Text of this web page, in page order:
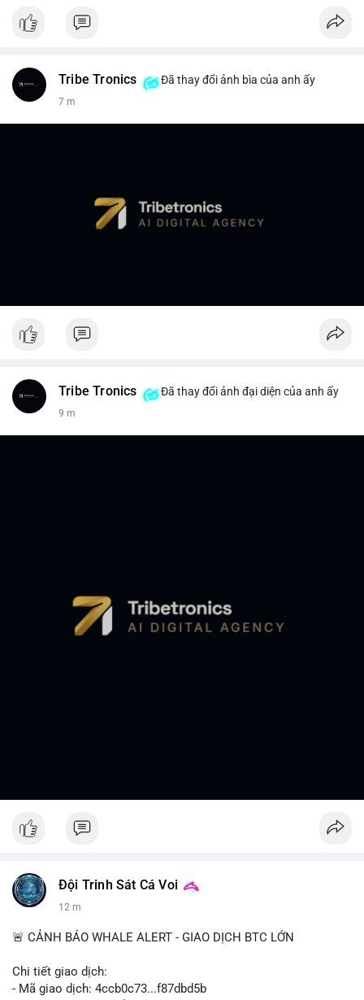
Tribe Tronics Đã thay đổi ảnh bìa của anh ấy
7 m
Tribe Tronics Đã thay đổi ảnh đại diện của anh ấy
9 m
Đội Trinh Sát Cá Voi
12 m
🚨 CẢNH BÁO WHALE ALERT - GIAO DỊCH BTC LỚN
Chi tiết giao dịch:
- Mã giao dịch: 4ccb0c73...f87dbd5b